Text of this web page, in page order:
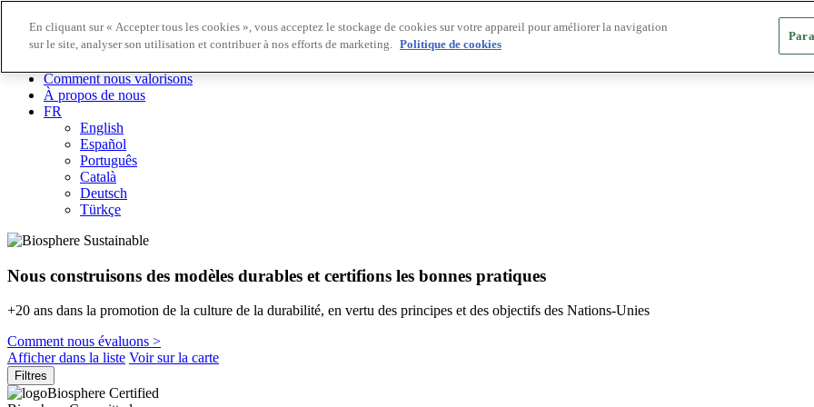
Destinations Biosphere
Comment nous valorisons
À propos de nous
FR
English
Español
Português
Català
Deutsch
Türkçe
Nous construisons des modèles durables et certifions les bonnes pratiques
+20 ans dans la promotion de la culture de la durabilité, en vertu des principes et des objectifs des Nations-Unies
Comment nous évaluons >
Afficher dans la liste Voir sur la carte
Filtres
Biosphere Certified
En cliquant sur « Accepter tous les cookies », vous acceptez le stockage de cookies sur votre appareil pour améliorer la navigation
sur le site, analyser son utilisation et contribuer à nos efforts de marketing. Politique de cookies